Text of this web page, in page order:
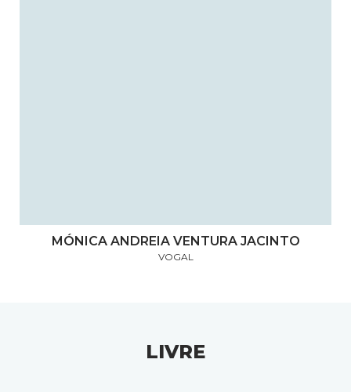
MÓNICA ANDREIA VENTURA JACINTO
VOGAL
LIVRE